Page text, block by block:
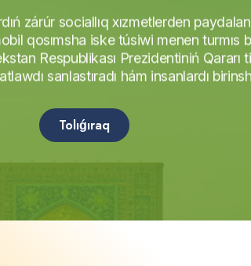
zárúr sociallıq xızmetlerden
qosımsha iske túsiwi menen turmıs
Respublikası Prezidentiniń Qararı
sanlastıradı hám insanlardı
Tolıǵıraq